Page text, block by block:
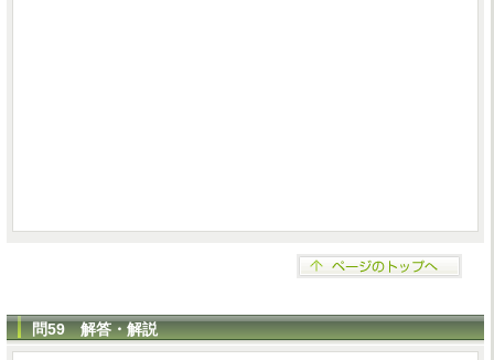
問59 解答・解説